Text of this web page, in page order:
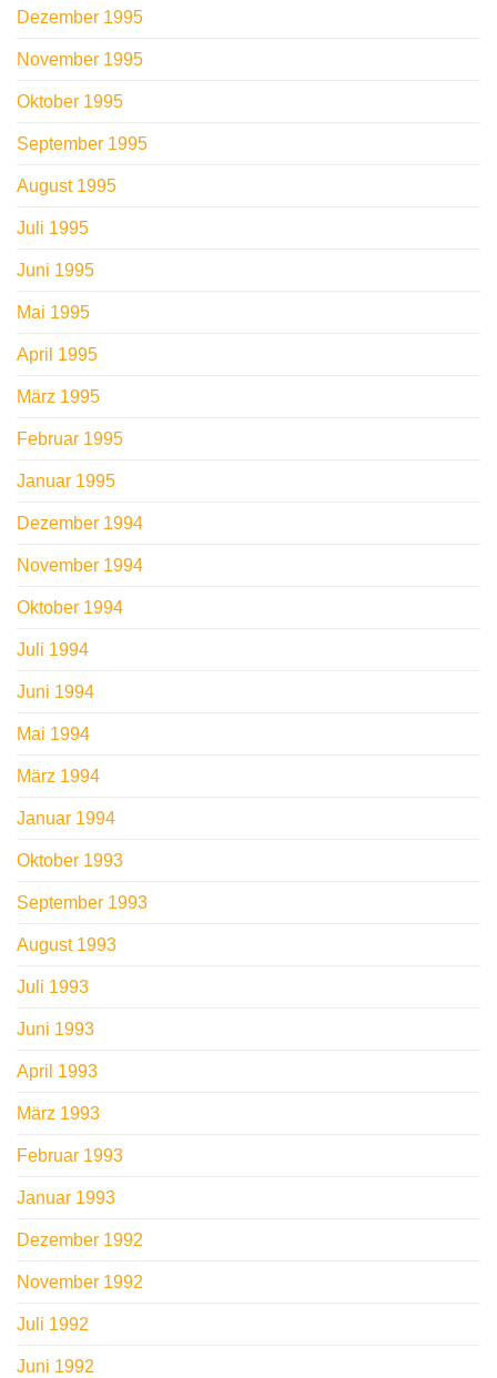
Dezember 1995
November 1995
Oktober 1995
September 1995
August 1995
Juli 1995
Juni 1995
Mai 1995
April 1995
März 1995
Februar 1995
Januar 1995
Dezember 1994
November 1994
Oktober 1994
Juli 1994
Juni 1994
Mai 1994
März 1994
Januar 1994
Oktober 1993
September 1993
August 1993
Juli 1993
Juni 1993
April 1993
März 1993
Februar 1993
Januar 1993
Dezember 1992
November 1992
Juli 1992
Juni 1992